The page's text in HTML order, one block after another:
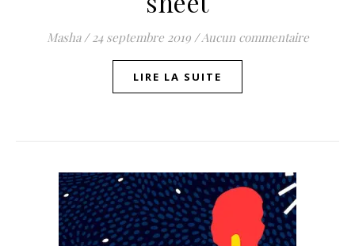
Masha / 24 septembre 2019 /Aucun commentaire
LIRE LA SUITE